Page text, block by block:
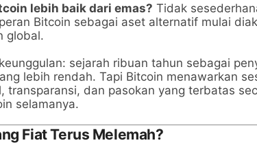
lebih baik dari emas? Tidak
Bitcoin sebagai aset alternatif mulai
global.
sejarah ribuan tahun sebagai
lebih rendah. Tapi Bitcoin menawarkan
transparansi, dan pasokan yang terbatas
selamanya.
Fiat Terus Melemah?